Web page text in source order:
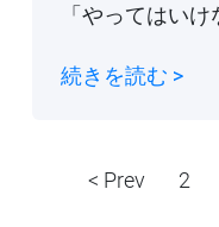
「やってはい
続きを読む >
< Prev 2